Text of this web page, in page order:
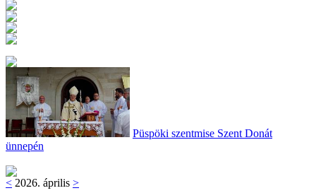
Püspöki szentmise Szent Donát
ünnepén
< 2026. április >